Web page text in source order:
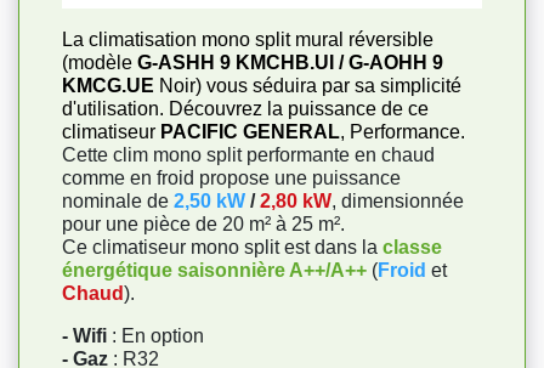
La climatisation mono split mural réversible
(modèle G-ASHH 9 KMCHB.UI / G-AOHH 9
KMCG.UE Noir) vous séduira par sa simplicité
d'utilisation. Découvrez la puissance de ce
climatiseur PACIFIC GENERAL, Performance.
Cette clim mono split performante en chaud
comme en froid propose une puissance
nominale de 2,50 kW /2,80 kW, dimensionnée
pour une pièce de 20 m² à 25 m².
Ce climatiseur mono split est dans la classe
énergétique saisonnière A++/A++ (Froid et
Chaud).
- Wifi : En option
- Gaz : R32